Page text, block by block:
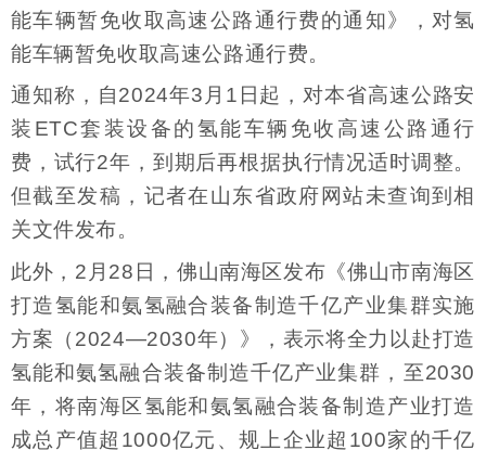
能车辆暂免收取高速公路通行费的通知》，对氢
能车辆暂免收取高速公路通行费。
通知称，自2024年3月1日起，对本省高速公路安
装ETC套装设备的氢能车辆免收高速公路通行
费，试行2年，到期后再根据执行情况适时调整。
但截至发稿，记者在山东省政府网站未查询到相
关文件发布。
此外，2月28日，佛山南海区发布《佛山市南海区
打造氢能和氨氢融合装备制造千亿产业集群实施
方案（2024—2030年）》，表示将全力以赴打造
氢能和氨氢融合装备制造千亿产业集群，至2030
年，将南海区氢能和氨氢融合装备制造产业打造
成总产值超1000亿元、规上企业超100家的千亿